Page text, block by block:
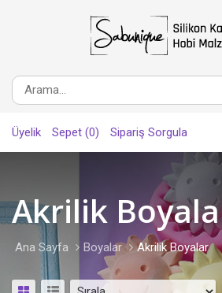
Üyelik Sepet (0) Sipariş Sorgula
Akrilik
Ana Sayfa Boyalar Akrilik Boyalar